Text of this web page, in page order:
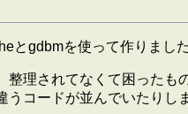
とgdbmを使って作りました
整理されてなくて困ったも
コードが並んでいたりし